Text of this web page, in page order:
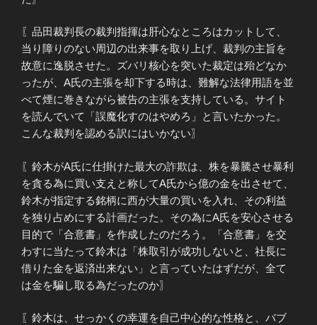
〖品田裁判長の裁判指揮は肝心なところはカットして、
当り障りのない周辺の出来事を取り上げ、裁判の主旨を
故意に逸脱させた。ズバリ核心を突いた裁定は殆どなか
ったが、A氏の主張を却下する時は、難解な法律用語を並
べて煙に巻きながら被告の主張を支持している。サイト
を読んでいて「誤魔化すのはやめろ」と言いたかった。
こんな裁判を認める訳にはいかない〗
〖鈴木がA氏に仕掛けた最大の詐欺は、株を暴騰させ暴利
を貪る為に買い支えと称してA氏から億の金を出させて、
鈴木が指定する銘柄に西が大量の買いを入れ、その利益
を独り占めにする計画だった。その為にA氏を安心させる
目的で「合意書」を作成したのだろう。「合意書」を交
わすに当たって鈴木は「株取引が成功しないと、社長に
借りた金を返済出来ない」と言っていたはずだが、全て
は金を騙し取る為だったのか〗
〖鈴木は、せっかくの幸運を自己中心的な性格と、バブ